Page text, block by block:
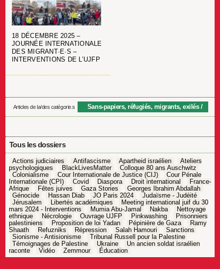
18 DÉCEMBRE 2025 –
JOURNÉE INTERNATIONALE
DES MIGRANT·E·S –
INTERVENTIONS DE L’UJFP
Articles de la/des catégorie.s Sans-papiers, réfugiés, migrants, exilés
Tous les dossiers
Actions judiciaires Antifascisme Apartheid israélien
Ateliers
psychologiques
BlackLivesMatter
Colloque 80 ans Auschwitz
Colonialisme
Cour Internationale de Justice (CIJ)
Cour Pénale
Internationale (CPI)
Covid Diaspora Droit international
France-
Afrique
Fêtes juives Gaza Stories
Georges Ibrahim Abdallah
Génocide
Hassan Diab JO Paris 2024
Judaïsme - Judéité
Jérusalem
Libertés académiques
Meeting international juif du 30
mars 2024 - Interventions
Mumia Abu-Jamal Nakba
Nettoyage
ethnique
Nécrologie Ouvrage UJFP Pinkwashing
Prisonniers
palestiniens
Proposition de loi Yadan Pépinière de Gaza
Ramy
Shaath
Refuzniks Répression Salah Hamouri
Sanctions
Sionisme - Antisionisme
Tribunal Russell pour la Palestine
Témoignages de Palestine
Ukraine
Un ancien soldat israélien
raconte
Vidéo Zemmour Éducation
Navigation